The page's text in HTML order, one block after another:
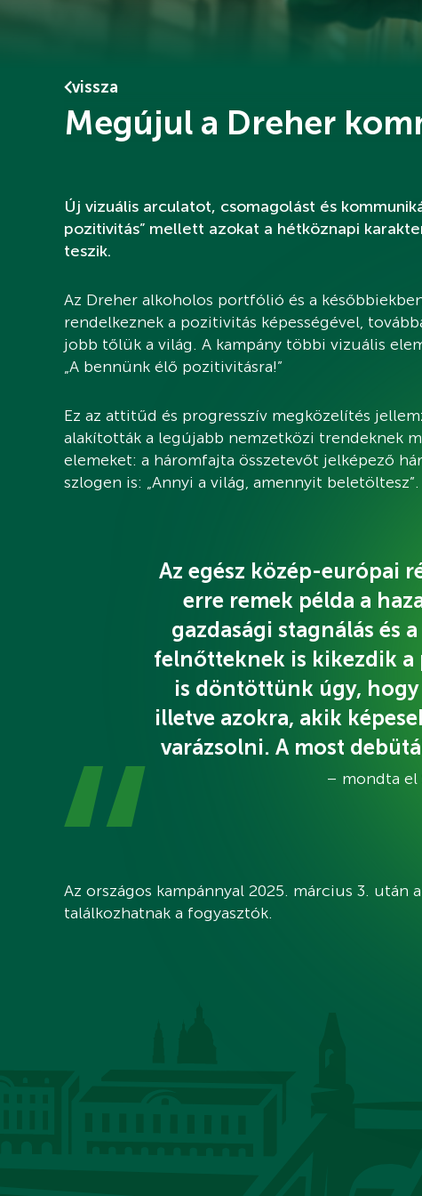
vissza
Megújul a Dreher
Új vizuális arculatot, csomagolást és
pozitivitás” mellett azokat a hétköznapi
teszik.
Az Dreher alkoholos portfólió és a
rendelkeznek a pozitivitás képességével,
jobb tőlük a világ. A kampány többi vizuális
„A bennünk élő pozitivitásra!”
Ez az attitűd és progresszív megközelítés
alakították a legújabb nemzetközi trendeknek
elemeket: a háromfajta összetevőt jelképező
szlogen is: „Annyi a világ, amennyit beletöltesz”.
Az egész közép-európai
erre remek példa a
gazdasági stagnálás és
felnőtteknek is kikezdik
is döntöttünk úgy,
illetve azokra, akik
varázsolni. A most
– mondta el
Az országos kampánnyal 2025. március 3.
találkozhatnak a fogyasztók.